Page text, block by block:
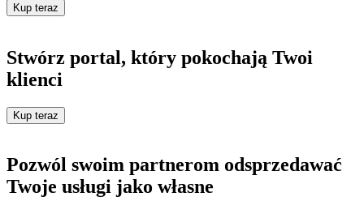
Kup teraz
Stwórz portal, który pokochają Twoi
klienci
Kup teraz
Pozwól swoim partnerom odsprzedawać
Twoje usługi jako własne